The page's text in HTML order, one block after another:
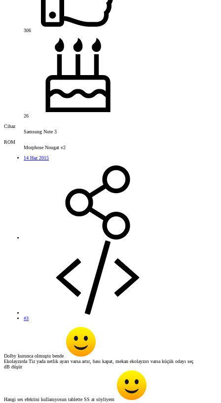
306
26
Cihaz
Samsung Note 3
ROM
Morphose Nougat v2
14 Haz 2015
#3
Dolby kurunca olmuştu bende
Ekolayzırda Tiz yada netlik ayarı varsa artır, bası kapat, mekan ekolayzırı varsa küçük odayı seç
dB düşür
Hangi ses efektini kullanıyosun tablette SS at söyliyem